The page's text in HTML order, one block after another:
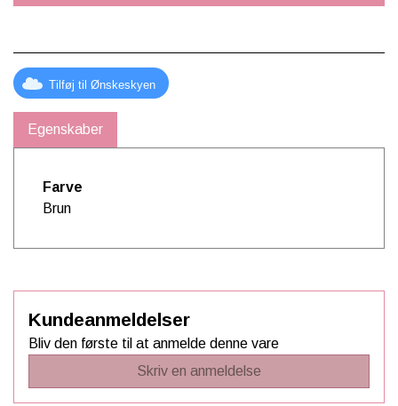
Tilføj til Ønskeskyen
Egenskaber
Farve
Brun
Kundeanmeldelser
Bliv den første til at anmelde denne vare
Skriv en anmeldelse